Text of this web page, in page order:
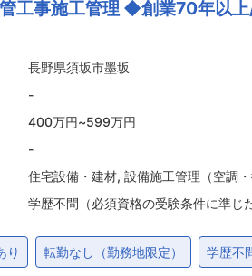
管工事施工管理 ◆創業70年以
長野県須坂市墨坂
-
400万円~599万円
-
住宅設備・建材, 設備施工管理（空調
学歴不問（必須資格の受験条件に準じ
り 転勤なし（勤務地限定） 学歴不